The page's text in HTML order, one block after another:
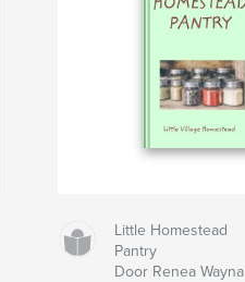
Little Homestead
Pantry
Door Renea Wayna